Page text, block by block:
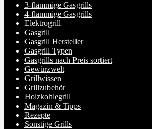
3-flammige Gasgrills
4-flammige Gasgrills
Elektrogrill
Gasgrill
Gasgrill Hersteller
Gasgrill Typen
Gasgrills nach Preis sortiert
Gewürzwelt
Grillwissen
Grillzubehör
Holzkohlegrill
Magazin & Tipps
Rezepte
Sonstige Grills